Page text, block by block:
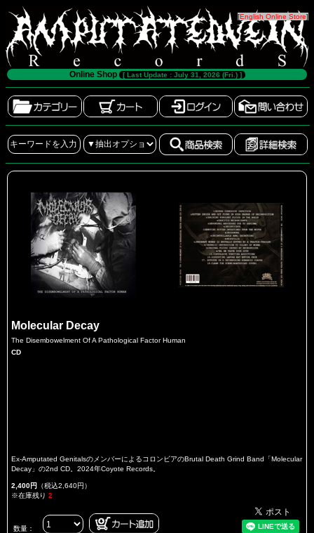
[English Online Store]
Online Shop [ Last Update : July 31, 2026 (Fri.) ]
Molecular Decay
The Disembowelment Of A Pathological Factor Human
CD
Ex-Amputated GenitalsのメンバーによるコロンビアのBrutal Death Grind Band「Molecular
Decay」の2nd CD。2024年Coyote Records。
2,400円 （税込2,640円）
※在庫残り 2
数量：